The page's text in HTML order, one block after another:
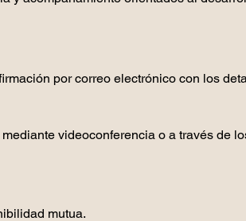
por correo electrónico con los
videoconferencia o a través de
mutua.